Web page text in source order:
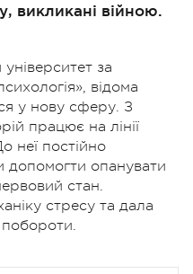
викликані війною.
за
відома
у нову сферу. З
працює на лінії
неї постійно
допомогти опанувати
стан.
стресу та дала